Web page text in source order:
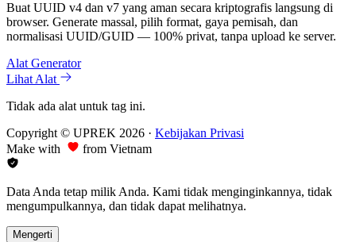
Buat UUID v4 dan v7 yang aman secara kriptografis langsung di
browser. Generate massal, pilih format, gaya pemisah, dan
normalisasi UUID/GUID — 100% privat, tanpa upload ke server.
Alat Generator
Lihat Alat
Tidak ada alat untuk tag ini.
Copyright © UPREK 2026 · Kebijakan Privasi
Make with
from Vietnam
Data Anda tetap milik Anda. Kami tidak menginginkannya, tidak
mengumpulkannya, dan tidak dapat melihatnya.
Mengerti